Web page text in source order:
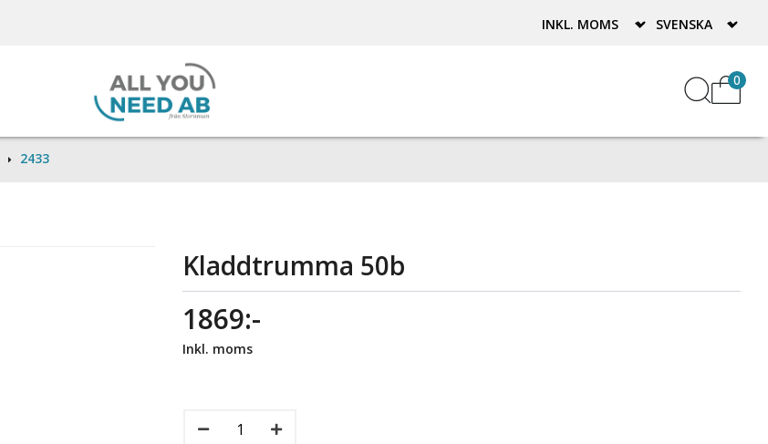
0
2433
Kladdtrumma 50b
1869:-
Inkl. moms